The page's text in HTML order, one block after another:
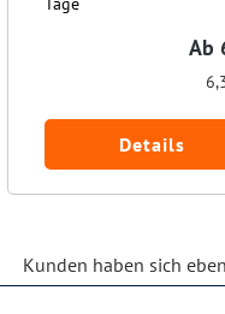
Ab
Details
Kunden haben sich